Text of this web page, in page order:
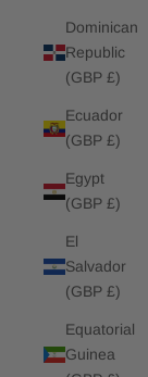
Dominican
Republic
(GBP £)
Ecuador
(GBP £)
Egypt
(GBP £)
El
Salvador
(GBP £)
Equatorial
Guinea